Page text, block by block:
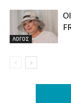
ΛΟΓΟΣ